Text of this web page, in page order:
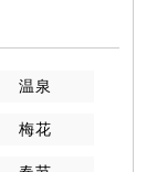
温泉
梅花